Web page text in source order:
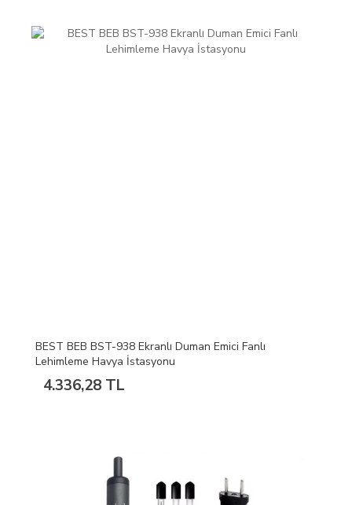
BEST BEB BST-938 Ekranlı Duman Emici Fanlı
Lehimleme Havya İstasyonu
4.336,28 TL